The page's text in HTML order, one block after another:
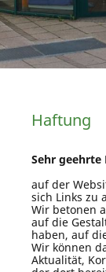
Haftung
Sehr geehrte
auf der
sich Links zu
Wir betonen
auf die
haben, auf
Wir können
Aktualität,